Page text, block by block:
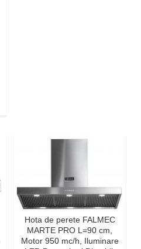
Hota de perete FALMEC
MARTE PRO L=90 cm,
Motor 950 mc/h, Iluminare